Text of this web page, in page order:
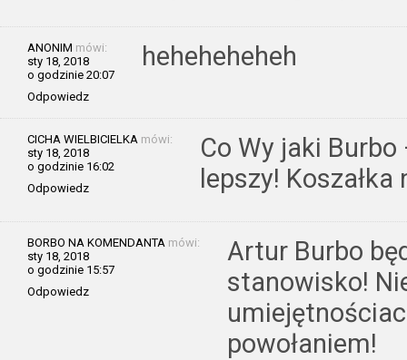
ANONIM mówi:
sty 18, 2018
o godzinie 20:07
Odpowiedz
heheheheheh
CICHA WIELBICIELKA mówi:
sty 18, 2018
o godzinie 16:02
Odpowiedz
Co Wy jaki Burbo
lepszy!
BORBO NA KOMENDANTA mówi:
sty 18, 2018
o godzinie 15:57
Odpowiedz
Artur Burbo
stanowisko!
powołaniem!